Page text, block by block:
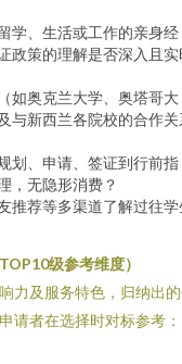
学、生活或工作的亲身经
政策的理解是否深入且实
如奥克兰大学、奥塔哥大
与新西兰各院校的合作关
划、申请、签证到行前指
，无隐形消费？
推荐等多渠道了解过往
级参考维度）
力及服务特色，归纳出
请者在选择时对标参考：